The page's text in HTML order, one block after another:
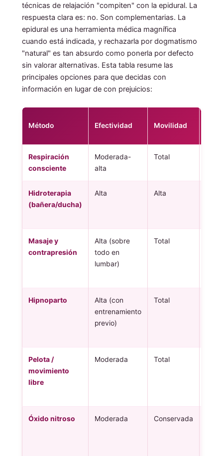
técnicas de relajación "compiten" con la epidural. La
respuesta clara es: no. Son complementarias. La
epidural es una herramienta médica magnífica
cuando está indicada, y rechazarla por dogmatismo
"natural" es tan absurdo como ponerla por defecto
sin valorar alternativas. Esta tabla resume las
principales opciones para que decidas con
información en lugar de con prejuicios:
Método Efectividad Movilidad
Respiración
consciente
Moderada-
alta
Total
Hidroterapia
(bañera/ducha)
Alta Alta
Masaje y
contrapresión
Alta (sobre
todo en
lumbar)
Total
Hipnoparto
Alta (con
entrenamiento
previo)
Total
Pelota /
movimiento
libre
Moderada Total
Óxido nitroso Moderada Conservada